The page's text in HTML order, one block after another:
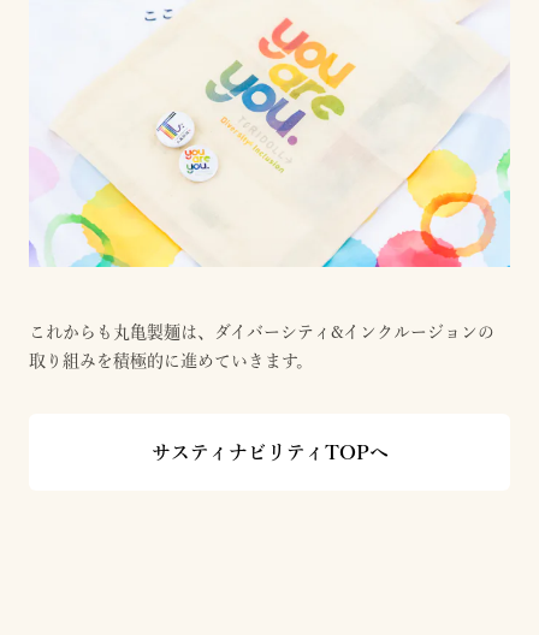
これからも丸亀製麺は、ダイバーシティ&インクルージョンの
取り組みを積極的に進めていきます。
サスティナビリティTOPへ